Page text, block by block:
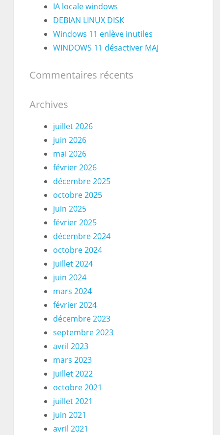
IA locale windows
DEBIAN LINUX DISK
Windows 11 enlève inutiles
WINDOWS 11 désactiver MAJ
Commentaires récents
Archives
juillet 2026
juin 2026
mai 2026
février 2026
décembre 2025
octobre 2025
juin 2025
février 2025
décembre 2024
octobre 2024
juillet 2024
juin 2024
mars 2024
février 2024
décembre 2023
septembre 2023
avril 2023
mars 2023
juillet 2022
octobre 2021
juillet 2021
juin 2021
avril 2021